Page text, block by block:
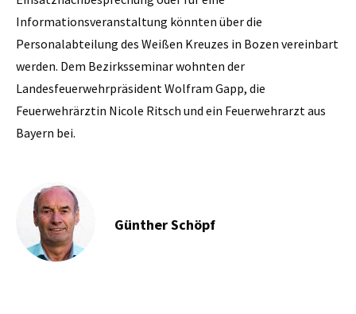
Informationsveranstaltung könnten über die
Personalabteilung des Weißen Kreuzes in Bozen vereinbart
werden. Dem Bezirksseminar wohnten der
Landesfeuerwehrpräsident Wolfram Gapp, die
Feuerwehrärztin Nicole Ritsch und ein Feuerwehrarzt aus
Bayern bei.
Günther Schöpf